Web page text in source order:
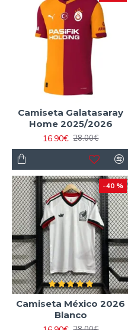
Camiseta Galatasaray
Home 2025/2026
16.90€ 28.00€
-40 %
Camiseta México 2026
Blanco